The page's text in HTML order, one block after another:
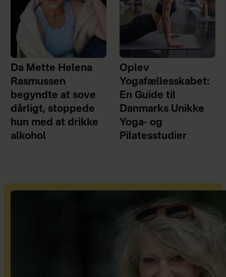
Da Mette Helena
Rasmussen
begyndte at sove
dårligt, stoppede
hun med at drikke
alkohol
Oplev
Yogafællesskabet:
En Guide til
Danmarks Unikke
Yoga- og
Pilatesstudier